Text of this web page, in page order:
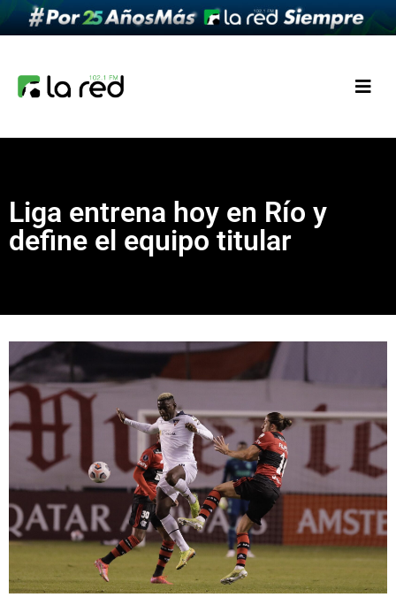
Liga entrena hoy en Río y
define el equipo titular